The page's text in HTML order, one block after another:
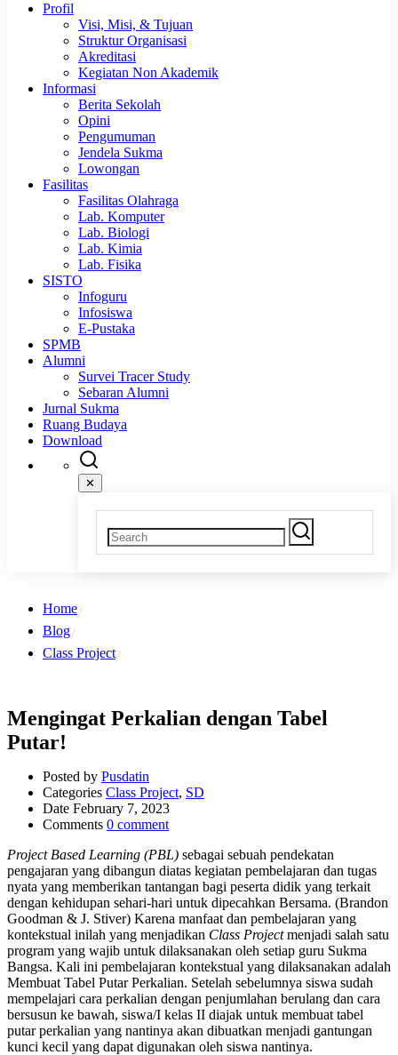
Profil
Visi, Misi, & Tujuan
Struktur Organisasi
Akreditasi
Kegiatan Non Akademik
Informasi
Berita Sekolah
Opini
Pengumuman
Jendela Sukma
Lowongan
Fasilitas
Fasilitas Olahraga
Lab. Komputer
Lab. Biologi
Lab. Kimia
Lab. Fisika
SISTO
Infoguru
Infosiswa
E-Pustaka
SPMB
Alumni
Survei Tracer Study
Sebaran Alumni
Jurnal Sukma
Ruang Budaya
Download
✕
Home
Blog
Class Project
Mengingat Perkalian dengan Tabel
Putar!
Posted by Pusdatin
Categories Class Project, SD
Date February 7, 2023
Comments 0 comment
Project Based Learning (PBL) sebagai sebuah pendekatan
pengajaran yang dibangun diatas kegiatan pembelajaran dan tugas
nyata yang memberikan tantangan bagi peserta didik yang terkait
dengan kehidupan sehari-hari untuk dipecahkan Bersama. (Brandon
Goodman & J. Stiver) Karena manfaat dan pembelajaran yang
kontekstual inilah yang menjadikan Class Projectmenjadi salah satu
program yang wajib untuk dilaksanakan oleh setiap guru Sukma
Bangsa. Kali ini pembelajaran kontekstual yang dilaksanakan adalah
Membuat Tabel Putar Perkalian. Setelah sebelumnya siswa sudah
mempelajari cara perkalian dengan penjumlahan berulang dan cara
bersusun ke bawah, siswa/I kelas II diajak untuk membuat tabel
putar perkalian yang nantinya akan dibuatkan menjadi gantungan
kunci kecil yang dapat digunakan oleh siswa nantinya.